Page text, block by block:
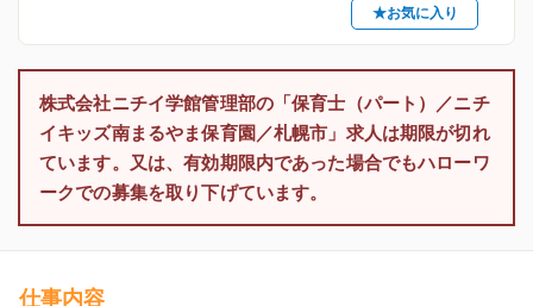
★お気に入り
株式会社ニチイ学館管理部の「保育士（パート）／ニチ
イキッズ南まるやま保育園／札幌市」求人は期限が切れ
ています。又は、有効期限内であった場合でもハローワ
ークでの募集を取り下げています。
仕事内容